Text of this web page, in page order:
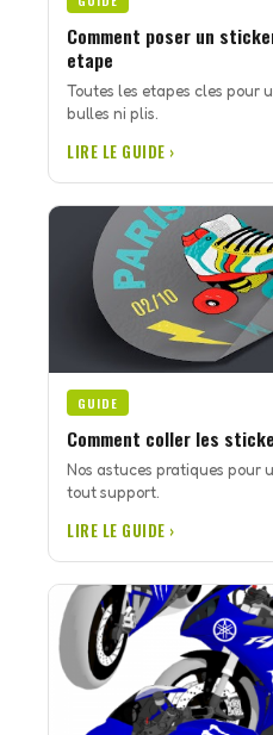
Comment poser un
etape
Toutes les etapes cles pour
bulles ni plis.
LIRE LE GUIDE ›
GUIDE
Comment coller les
Nos astuces pratiques pour
tout support.
LIRE LE GUIDE ›